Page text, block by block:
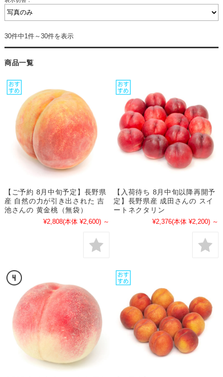
30件中1件～30件を表示
商品一覧
【ご予約 8月中旬予定】長野県
産 自然の力が引き出された 吉
池さんの 黄金桃（無袋）
¥2,808(本体 ¥2,600) ～
【入荷待ち 8月中旬以降再開予
定】長野県産 成田さんの スイ
ートネクタリン
¥2,376(本体 ¥2,200) ～